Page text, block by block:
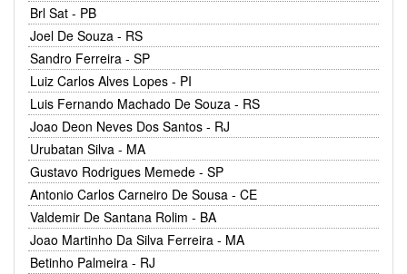
Brl Sat - PB
Joel De Souza - RS
Sandro Ferreira - SP
Luiz Carlos Alves Lopes - PI
Luis Fernando Machado De Souza - RS
Joao Deon Neves Dos Santos - RJ
Urubatan Silva - MA
Gustavo Rodrigues Memede - SP
Antonio Carlos Carneiro De Sousa - CE
Valdemir De Santana Rolim - BA
Joao Martinho Da Silva Ferreira - MA
Betinho Palmeira - RJ